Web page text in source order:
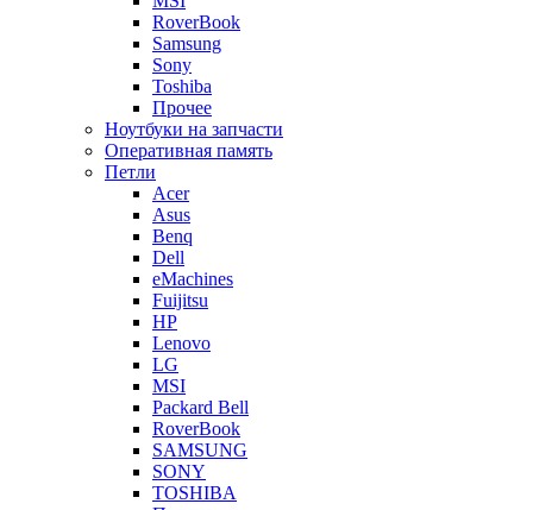
RoverBook
Samsung
Sony
Toshiba
Прочее
Ноутбуки на запчасти
Оперативная память
Петли
Acer
Asus
Benq
Dell
eMachines
Fuijitsu
HP
Lenovo
LG
MSI
Packard Bell
RoverBook
SAMSUNG
SONY
TOSHIBA